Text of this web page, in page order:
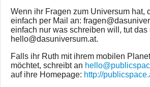
Wenn ihr Fragen zum Universum hat,
einfach per Mail an:
einfach nur was schreiben will, tut das
hello@dasuniversum.at.
Falls ihr Ruth mit ihrem mobilen
möchtet, schreibt an
auf ihre Homepage: http://